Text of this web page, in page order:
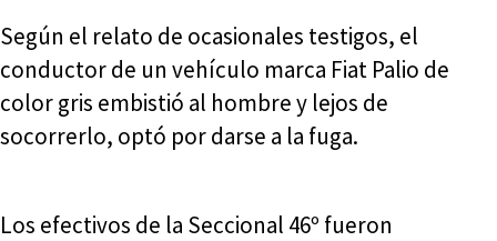
Según el relato de ocasionales testigos, el
conductor de un vehículo marca Fiat Palio de
color gris embistió al hombre y lejos de
socorrerlo, optó por darse a la fuga.
Los efectivos de la Seccional 46º fueron